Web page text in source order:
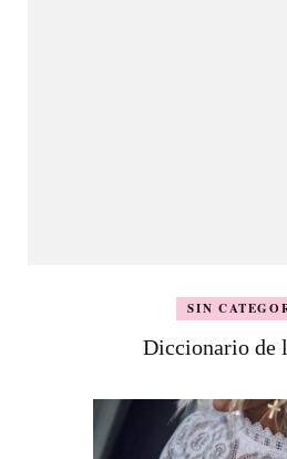
SIN
Diccionario de